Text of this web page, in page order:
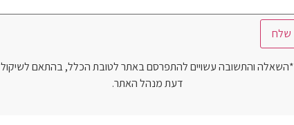
*השאלה והתשובה עשויים להתפרסם באתר לטובת הכלל, בהתאם לשיקול
דעת מנהל האתר.